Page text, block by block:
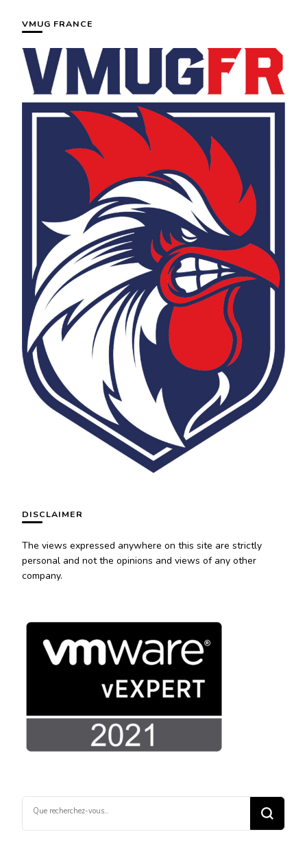
VMUG FRANCE
DISCLAIMER
The views expressed anywhere on this site are strictly
personal and not the opinions and views of any other
company.
recherchiez
quelque